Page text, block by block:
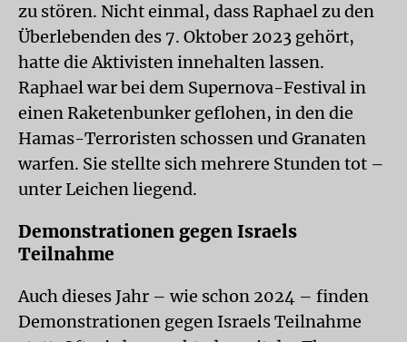
zu stören. Nicht einmal, dass Raphael zu den
Überlebenden des 7. Oktober 2023 gehört,
hatte die Aktivisten innehalten lassen.
Raphael war bei dem Supernova-Festival in
einen Raketenbunker geflohen, in den die
Hamas-Terroristen schossen und Granaten
warfen. Sie stellte sich mehrere Stunden tot –
unter Leichen liegend.
Demonstrationen gegen Israels
Teilnahme
Auch dieses Jahr – wie schon 2024 – finden
Demonstrationen gegen Israels Teilnahme